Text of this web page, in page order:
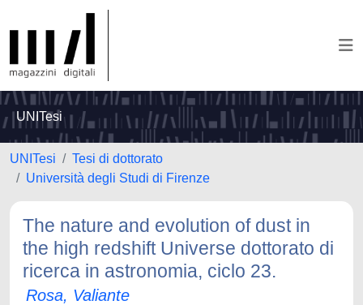
UNITesi
UNITesi
Tesi di dottorato
Università degli Studi di Firenze
The nature and evolution of dust in
the high redshift Universe dottorato di
ricerca in astronomia, ciclo 23.
Rosa, Valiante